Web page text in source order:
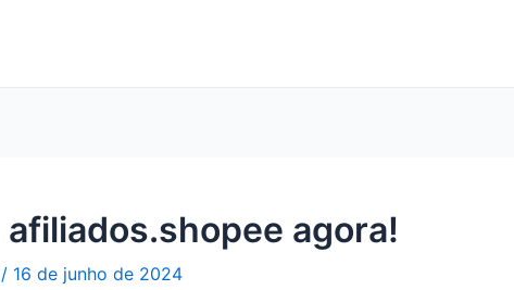
agora!
/ 16 de junho de 2024